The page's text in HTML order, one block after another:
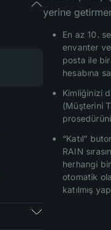
yerine
En az 10.
envanter
posta ile
hesabına
Kimliğinizi
(Müşterini
“Katıl”
RAIN
herhangi
otomatik
katılmış